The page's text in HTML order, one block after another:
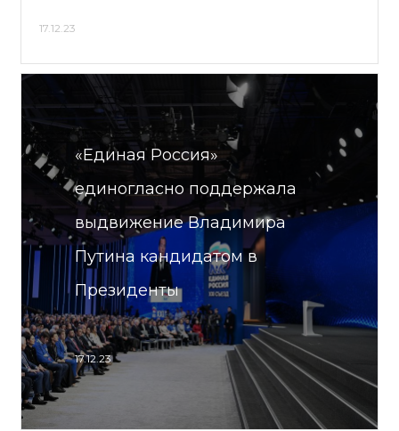
17.12.23
«Единая Россия»
единогласно поддержала
выдвижение Владимира
Путина кандидатом в
Президенты
17.12.23